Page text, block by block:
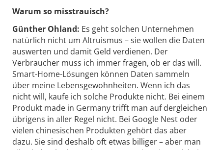
Warum so misstrauisch?
Günther Ohland: Es geht solchen Unternehmen
natürlich nicht um Altruismus – sie wollen die Daten
auswerten und damit Geld verdienen. Der
Verbraucher muss ich immer fragen, ob er das will.
Smart-Home-Lösungen können Daten sammeln
über meine Lebensgewohnheiten. Wenn ich das
nicht will, kaufe ich solche Produkte nicht. Bei einem
Produkt made in Germany trifft man auf dergleichen
übrigens in aller Regel nicht. Bei Google Nest oder
vielen chinesischen Produkten gehört das aber
dazu. Sie sind deshalb oft etwas billiger – aber man